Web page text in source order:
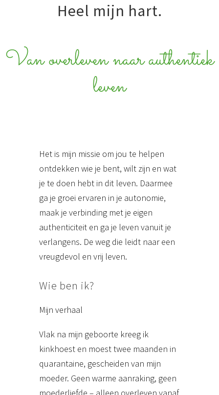
Heel mijn hart.
Van overleven naar authentiek
leven
Het is mijn missie om jou te helpen
ontdekken wie je bent, wilt zijn en wat
je te doen hebt in dit leven. Daarmee
ga je groei ervaren in je autonomie,
maak je verbinding met je eigen
authenticiteit en ga je leven vanuit je
verlangens. De weg die leidt naar een
vreugdevol en vrij leven.
Wie ben ik?
Mijn verhaal
Vlak na mijn geboorte kreeg ik
kinkhoest en moest twee maanden in
quarantaine, gescheiden van mijn
moeder. Geen warme aanraking, geen